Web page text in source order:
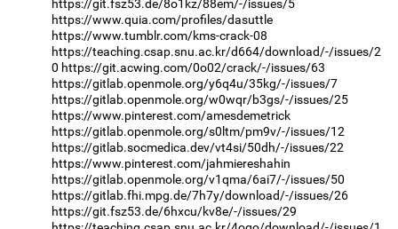
https://git.fsz53.de/8o1kz/88em/-/issues/5
https://www.quia.com/profiles/dasuttle
https://www.tumblr.com/kms-crack-08
https://teaching.csap.snu.ac.kr/d664/download/-/issues/2
0 https://git.acwing.com/0o02/crack/-/issues/63
https://gitlab.openmole.org/y6q4u/35kg/-/issues/7
https://gitlab.openmole.org/w0wqr/b3gs/-/issues/25
https://www.pinterest.com/amesdemetrick
https://gitlab.openmole.org/s0ltm/pm9v/-/issues/12
https://gitlab.socmedica.dev/vt4si/50dh/-/issues/22
https://www.pinterest.com/jahmiereshahin
https://gitlab.openmole.org/v1qma/6ai7/-/issues/50
https://gitlab.fhi.mpg.de/7h7y/download/-/issues/26
https://git.fsz53.de/6hxcu/kv8e/-/issues/29